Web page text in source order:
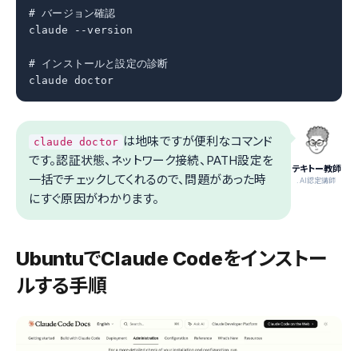
# バージョン確認
claude --version
# インストールと設定の診断
claude doctor
テキトー教師
.AI認定講師
claude doctor は地味ですが便利なコマンド
です。認証状態、ネットワーク接続、PATH設定を
一括でチェックしてくれるので、問題があった時
にすぐ原因がわかります。
UbuntuでClaude Codeをインストー
ルする手順